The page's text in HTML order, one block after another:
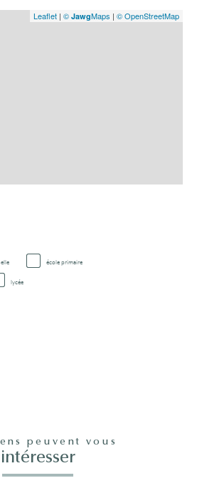
Leaflet | © JawgMaps | © OpenStreetMap
école primaire
lycée
peuvent vous
intéresser